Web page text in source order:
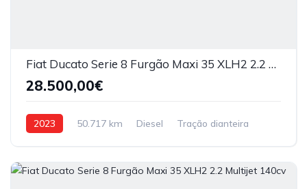
Fiat Ducato Serie 8 Furgão Maxi 35 XLH2 2.2 140cv
28.500,00€
2023 50.717 km Diesel Tração dianteira